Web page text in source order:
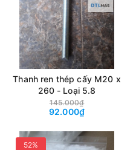
Thanh ren thép cấy M20 x
260 - Loại 5.8
145.000₫
92.000₫
52%